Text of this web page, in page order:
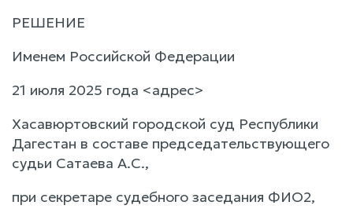
РЕШЕНИЕ
Именем Российской Федерации
21 июля 2025 года <адрес>
Хасавюртовский городской суд Республики
Дагестан в составе председательствующего
судьи Сатаева А.С.,
при секретаре судебного заседания ФИО2,